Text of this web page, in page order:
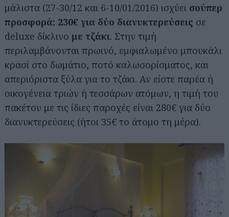
μάλιστα (27-30/12 και 6-10/01/2016) ισχύει σούπερ
προσφορά: 230€ για δύο διανυκτερεύσεις σε
deluxe δίκλινο με τζάκι. Στην τιμή
περιλαμβάνονται πρωινό, εμφιαλωμένο μπουκάλι
κρασί στο δωμάτιο, ποτό καλωσορίσματος, και
απεριόριστα ξύλα για το τζάκι. Αν είστε παρέα ή
οικογένεια τριών ή τεσσάρων ατόμων, η τιμή του
πακέτου με τις ίδιες παροχές είναι 280€ για δύο
διανυκτερεύσεις (ήτοι 35€ το άτομο τη μέρα).